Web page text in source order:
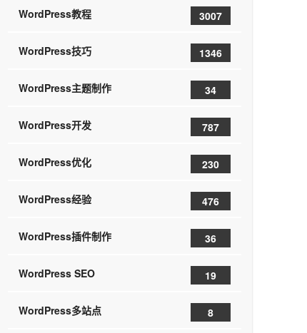
WordPress教程 3007
WordPress技巧 1346
WordPress主题制作 34
WordPress开发 787
WordPress优化 230
WordPress经验 476
WordPress插件制作 36
WordPress SEO 19
WordPress多站点 8